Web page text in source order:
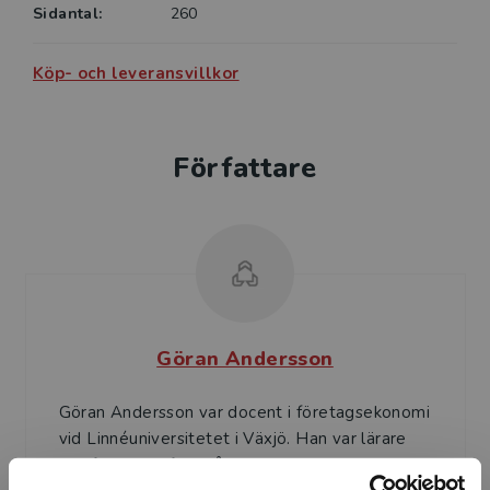
dessa böcker i sin helhet.
Sidantal:
260
Köp- och leveransvillkor
Författare
Göran Andersson
Göran Andersson var docent i företagsekonomi
vid Linnéuniversitetet i Växjö. Han var lärare
och forskare i fyrtio år och undervisade